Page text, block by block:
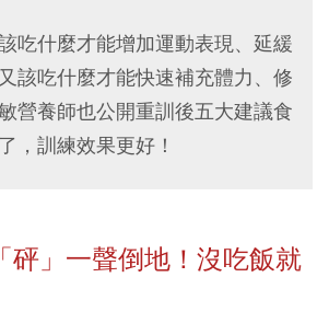
吃什麼才能增加運動表現、延緩
該吃什麼才能快速補充體力、修
營養師也公開重訓後五大建議食
，訓練效果更好！
「砰」一聲倒地！沒吃飯就